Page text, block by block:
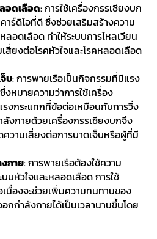
ลอดเลือด: การใช้เครื่องกรรเชียงบก
ร์ดิโอที่ดี ซึ่งช่วยเสริมสร้างความ
ลอดเลือด ทำให้ระบบการไหลเวียน
ยงต่อโรคหัวใจและโรคหลอดเลือด
บ: การพายเรือเป็นกิจกรรมที่มีแรง
หมายความว่าการใช้เครื่อง
รงกระแทกที่ข้อต่อเหมือนกับการวิ่ง
ลังกายด้วยเครื่องกรรเชียงบกจึง
วามเสี่ยงต่อการบาดเจ็บหรือผู้ที่มี
กาย: การพายเรือต้องใช้ความ
บหัวใจและหลอดเลือด การใช้
นื่องจะช่วยเพิ่มความทนทานของ
กกำลังกายได้เป็นเวลานานขึ้นโดย